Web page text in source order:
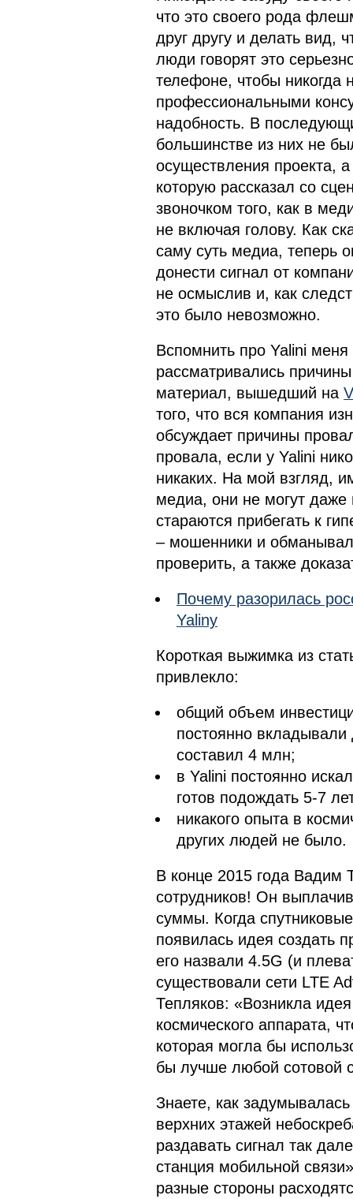
что это своего рода
друг другу и делать вид,
люди говорят это
телефоне, чтобы никогда
профессиональными
надобность. В
большинстве из них не
осуществления проекта,
которую рассказал со
звоночком того, как в
не включая голову. Как
саму суть медиа, теперь
донести сигнал от
не осмыслив и, как
это было невозможно.
Вспомнить про Yalini
рассматривались
материал, вышедший на
того, что вся компания
обсуждает причины
провала, если у Yalini
никаких. На мой взгляд,
медиа, они не могут
стараются прибегать к
– мошенники и
проверить, а также
Почему разорилась
Yaliny
Короткая выжимка из
привлекло:
общий объем
постоянно
составил 4 млн;
в Yalini постоянно
готов подождать 5-7
никакого опыта в
других людей не было.
В конце 2015 года Вадим
сотрудников! Он
суммы. Когда
появилась идея создать
его назвали 4.5G (и
существовали сети LTE
Тепляков: «Возникла
космического аппарата,
которая могла бы
бы лучше любой сотовой
Знаете, как
верхних этажей
раздавать сигнал так
станция мобильной
разные стороны